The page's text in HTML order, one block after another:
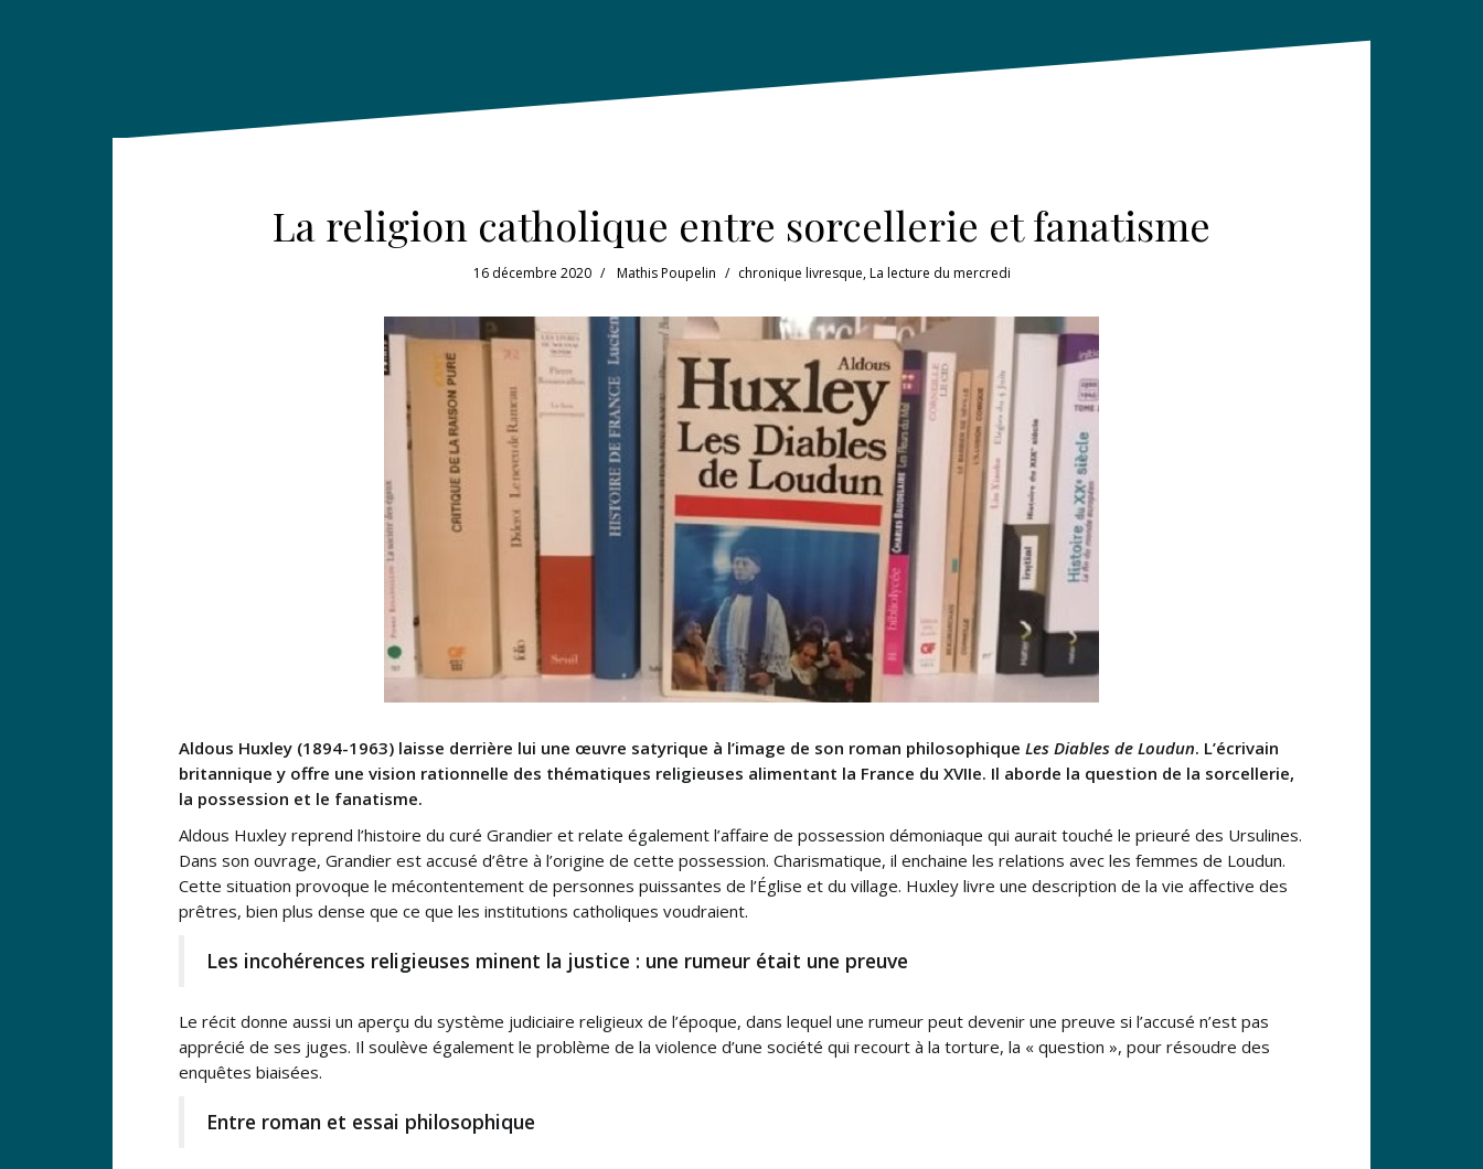
La religion catholique entre sorcellerie et fanatisme
16 décembre 2020 Mathis Poupelin chronique livresque,La lecture du mercredi
Aldous Huxley (1894-1963) laisse derrière lui une œuvre satyrique à l’image de son roman philosophique Les Diables de Loudun. L’écrivain
britannique y offre une vision rationnelle des thématiques religieuses alimentant la France du XVIIe. Il aborde la question de la sorcellerie,
la possession et le fanatisme.
Aldous Huxley reprend l’histoire du curé Grandier et relate également l’affaire de possession démoniaque qui aurait touché le prieuré des Ursulines.
Dans son ouvrage, Grandier est accusé d’être à l’origine de cette possession. Charismatique, il enchaine les relations avec les femmes de Loudun.
Cette situation provoque le mécontentement de personnes puissantes de l’Église et du village. Huxley livre une description de la vie affective des
prêtres, bien plus dense que ce que les institutions catholiques voudraient.
Les incohérences religieuses minent la justice : une rumeur était une preuve
Le récit donne aussi un aperçu du système judiciaire religieux de l’époque, dans lequel une rumeur peut devenir une preuve si l’accusé n’est pas
apprécié de ses juges. Il soulève également le problème de la violence d’une société qui recourt à la torture, la « question », pour résoudre des
enquêtes biaisées.
Entre roman et essai philosophique